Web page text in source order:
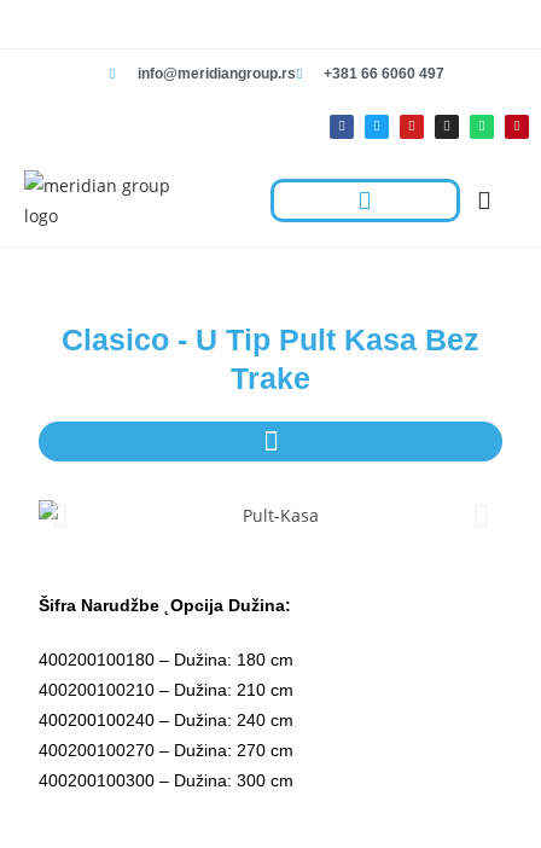
info@meridiangroup.rs +381 66 6060 497
Clasico - U Tip Pult Kasa Bez
Trake
Šifra Narudžbe ˛Opcija Dužina:
400200100180 – Dužina: 180 cm
400200100210 – Dužina: 210 cm
400200100240 – Dužina: 240 cm
400200100270 – Dužina: 270 cm
400200100300 – Dužina: 300 cm